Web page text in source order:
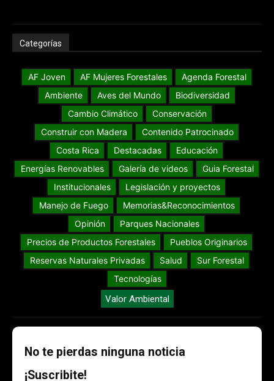
Categorías
AF Joven AF Mujeres Forestales
Agenda Forestal
Ambiente
Aves del Mundo
Biodiversidad
Cambio Climático
Conservación
Construir con Madera
Contenido Patrocinado
Costa Rica
Destacadas
Educación
Energías Renovables
Galería de videos
Guia Forestal
Institucionales
Legislación y proyectos
Manejo de Fuego
Memorias&Reconocimientos
Opinión
Parques Nacionales
Precios de Productos Forestales
Pueblos Originarios
Reservas Naturales Privadas
Salud
Sur Forestal
Tecnologías
Valor Ambiental
No te pierdas ninguna noticia
¡Suscribite!